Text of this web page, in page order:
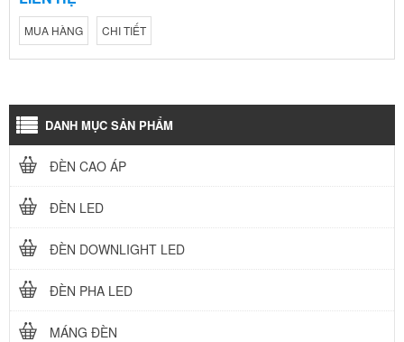
MUA HÀNG CHI TIẾT
DANH MỤC SẢN PHẨM
ĐÈN CAO ÁP
ĐÈN LED
ĐÈN DOWNLIGHT LED
ĐÈN PHA LED
MÁNG ĐÈN